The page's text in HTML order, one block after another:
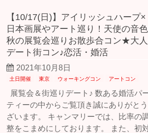
【10/17(日)】アイリッシュハープ×
日本画展やアート巡り！天使の音
秋の展覧会巡りお散歩合コン★大
デート街コン♪恋活・婚活
2021年10月8日
土日開催 東京 ウォーキングコン アートコン
展覧会＆街巡りデート♪ 数ある婚活パ
ティーの中からご覧頂き誠にありがと
ざいます。 キャンマリーでは、比率の
整をこまめにしております。 また、初